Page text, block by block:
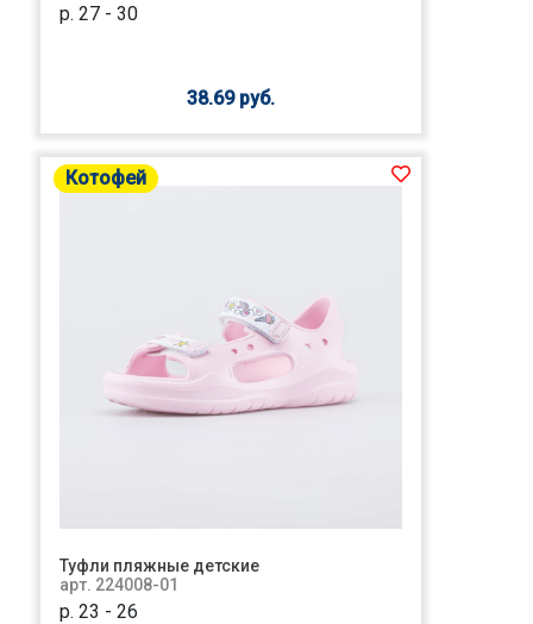
р. 27 - 30
38.69 руб.
Котофей
Туфли пляжные детские
арт. 224008-01
р. 23 - 26